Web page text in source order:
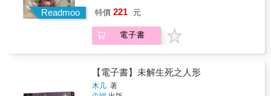
Readmoo
怒火滔天的瞪著眼前人，「該活在地底的，是
自私殘忍的人類才對……」世上存在公平嗎？
沒有，所以我要創造，然後有個聲音說快打開
血色是公平的代價，閻蘿卻強烈警告，說潘朵
拉盒子釋放的只有邪惡，「交換當鋪」的拯救
力有未逮，周遭的親友一個個犧牲，原本打算
特價 221 元
電子書
【電子書】未解生死之人形
木几 著